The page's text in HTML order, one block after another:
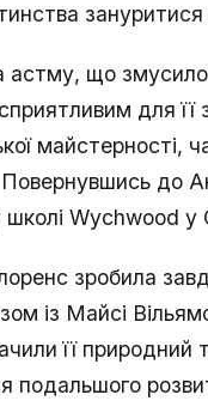
що змусило
сприятливим для
майстерності,
до
школі Wychwood
зробила
із Майсі
її природний